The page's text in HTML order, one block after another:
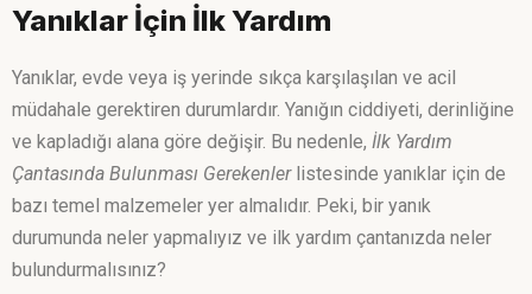
Yanıklar İçin İlk Yardım
Yanıklar, evde veya iş yerinde sıkça karşılaşılan ve acil
müdahale gerektiren durumlardır. Yanığın ciddiyeti, derinliğine
ve kapladığı alana göre değişir. Bu nedenle, İlk Yardım
Çantasında Bulunması Gerekenlerlistesinde yanıklar için de
bazı temel malzemeler yer almalıdır. Peki, bir yanık
durumunda neler yapmalıyız ve ilk yardım çantanızda neler
bulundurmalısınız?